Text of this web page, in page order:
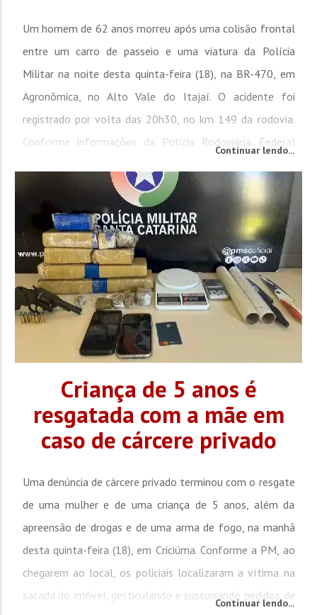
Um homem de 62 anos morreu após uma colisão frontal
entre um carro de passeio e uma viatura da Polícia
Militar na noite desta quinta-feira (18), na BR-470, em
Agronômica, no Alto Vale do Itajaí. O acidente foi
registrado por volta das 20h30, no km 149 da rodovia.
Conforme informações da Polícia Rodoviária Federal
Presidente Getúlio, e um veículo oficial da...
Continuar lendo...
Criança de 5 anos é
resgatada com a mãe em
caso de cárcere privado
Uma denúncia de cárcere privado terminou com o resgate
de uma mulher e de uma criança de 5 anos, além da
apreensão de drogas e de uma arma de fogo, na manhã
desta quinta-feira (18), em Criciúma. Conforme a PM, ao
chegarem ao local, os policiais localizaram a vítima na
sacada do imóvel, gesticulando e sussurrando pedidos de
Continuar lendo...